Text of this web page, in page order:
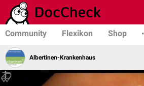
Community Flexikon Shop
Albertinen-Krankenhaus